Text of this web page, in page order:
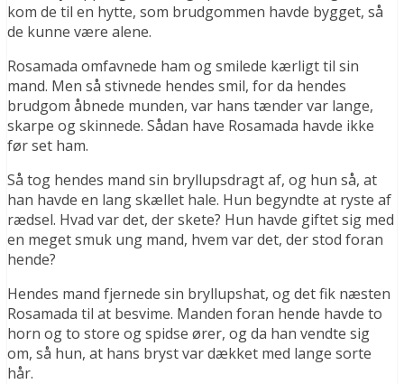
kom de til en hytte, som brudgommen havde bygget, så
de kunne være alene.
Rosamada omfavnede ham og smilede kærligt til sin
mand. Men så stivnede hendes smil, for da hendes
brudgom åbnede munden, var hans tænder var lange,
skarpe og skinnede. Sådan have Rosamada havde ikke
før set ham.
Så tog hendes mand sin bryllupsdragt af, og hun så, at
han havde en lang skællet hale. Hun begyndte at ryste af
rædsel. Hvad var det, der skete? Hun havde giftet sig med
en meget smuk ung mand, hvem var det, der stod foran
hende?
Hendes mand fjernede sin bryllupshat, og det fik næsten
Rosamada til at besvime. Manden foran hende havde to
horn og to store og spidse ører, og da han vendte sig
om, så hun, at hans bryst var dækket med lange sorte
hår.